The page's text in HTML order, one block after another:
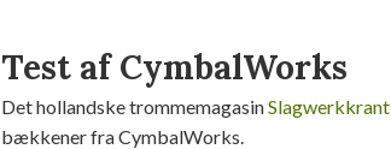
Test af CymbalWorks
Det hollandske trommemagasinSlagwerkkrant
bækkener fra CymbalWorks.